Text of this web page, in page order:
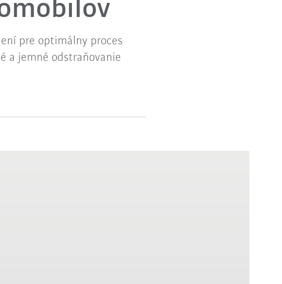
pre optimálny proces
a jemné odstraňovanie